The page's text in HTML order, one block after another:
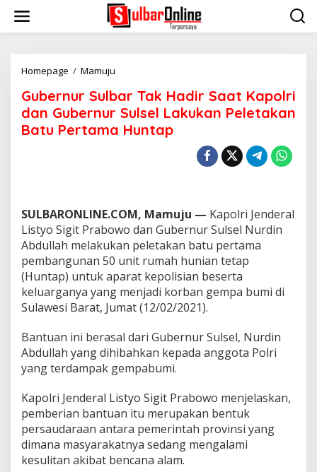
i
Homepage / Mamuju
b
n
b
r
T
a
k
H
a
d
r
S
a
a
K
a
p
o
l
r
Gubernur Sulbar Tak Hadir Saat Kapolri
dan Gubernur Sulsel Lakukan Peletakan
Batu Pertama Huntap
SULBARONLINE.COM, Mamuju — Kapolri Jenderal
Listyo Sigit Prabowo dan Gubernur Sulsel Nurdin
Abdullah melakukan peletakan batu pertama
pembangunan 50 unit rumah hunian tetap
(Huntap) untuk aparat kepolisian beserta
keluarganya yang menjadi korban gempa bumi di
Sulawesi Barat, Jumat (12/02/2021).
Bantuan ini berasal dari Gubernur Sulsel, Nurdin
Abdullah yang dihibahkan kepada anggota Polri
yang terdampak gempabumi.
Kapolri Jenderal Listyo Sigit Prabowo menjelaskan,
pemberian bantuan itu merupakan bentuk
persaudaraan antara pemerintah provinsi yang
dimana masyarakatnya sedang mengalami
kesulitan akibat bencana alam.